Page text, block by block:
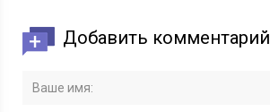
Добавить комментарий